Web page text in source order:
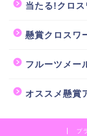
当たる!クロ
懸賞クロスワ
フルーツメー
オススメ懸賞
プ